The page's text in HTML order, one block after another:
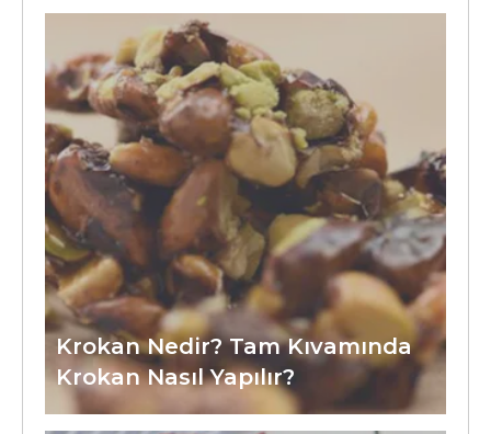
Krokan Nedir? Tam Kıvamında
Krokan Nasıl Yapılır?